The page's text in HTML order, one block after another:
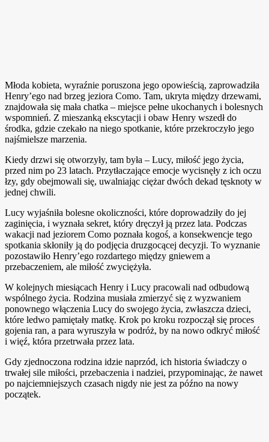
Młoda kobieta, wyraźnie poruszona jego opowieścią, zaprowadziła
Henry’ego nad brzeg jeziora Como. Tam, ukryta między drzewami,
znajdowała się mała chatka – miejsce pełne ukochanych i bolesnych
wspomnień. Z mieszanką ekscytacji i obaw Henry wszedł do
środka, gdzie czekało na niego spotkanie, które przekroczyło jego
najśmielsze marzenia.
Kiedy drzwi się otworzyły, tam była – Lucy, miłość jego życia,
przed nim po 23 latach. Przytłaczające emocje wycisnęły z ich oczu
łzy, gdy obejmowali się, uwalniając ciężar dwóch dekad tęsknoty w
jednej chwili.
Lucy wyjaśniła bolesne okoliczności, które doprowadziły do jej
zaginięcia, i wyznała sekret, który dręczył ją przez lata. Podczas
wakacji nad jeziorem Como poznała kogoś, a konsekwencje tego
spotkania skłoniły ją do podjęcia druzgocącej decyzji. To wyznanie
pozostawiło Henry’ego rozdartego między gniewem a
przebaczeniem, ale miłość zwyciężyła.
W kolejnych miesiącach Henry i Lucy pracowali nad odbudową
wspólnego życia. Rodzina musiała zmierzyć się z wyzwaniem
ponownego włączenia Lucy do swojego życia, zwłaszcza dzieci,
które ledwo pamiętały matkę. Krok po kroku rozpoczął się proces
gojenia ran, a para wyruszyła w podróż, by na nowo odkryć miłość
i więź, która przetrwała przez lata.
Gdy zjednoczona rodzina idzie naprzód, ich historia świadczy o
trwałej sile miłości, przebaczenia i nadziei, przypominając, że nawet
po najciemniejszych czasach nigdy nie jest za późno na nowy
początek.